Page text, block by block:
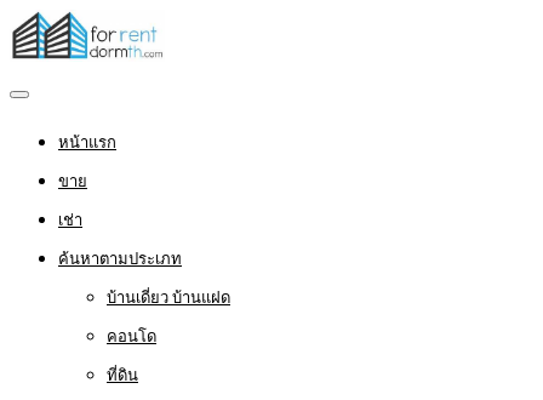
หน้าแรก
ขาย
เช่า
ค้นหาตามประเภท
บ้านเดี่ยว บ้านแฝด
คอนโด
ที่ดิน